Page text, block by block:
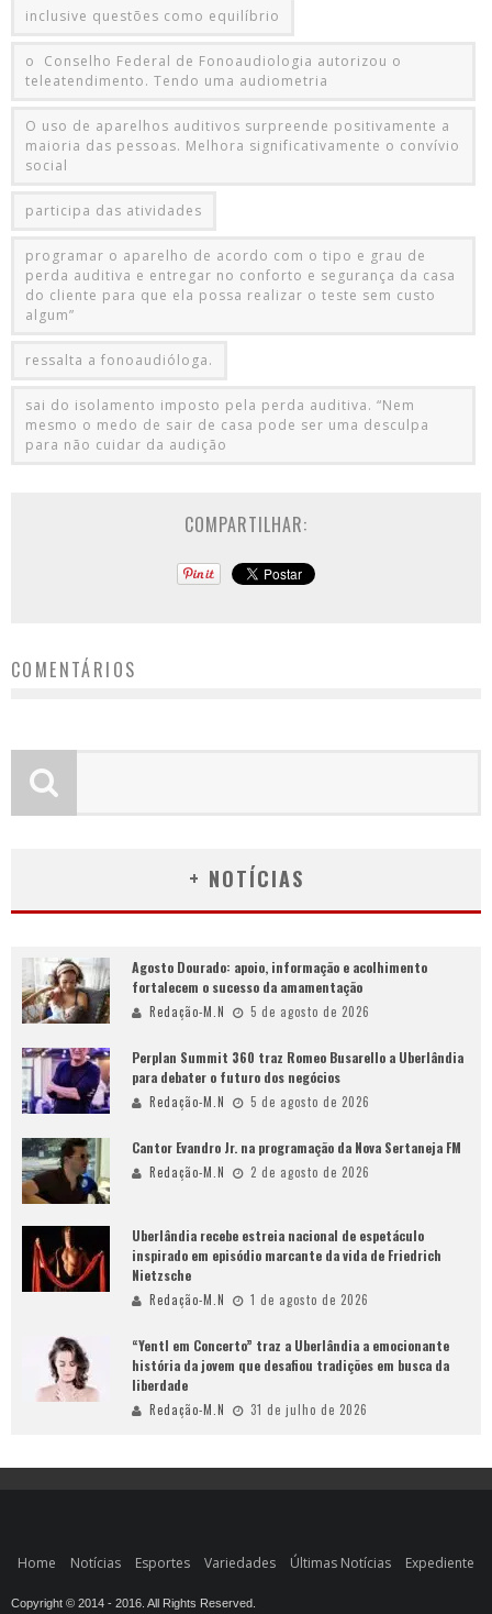
inclusive questões como equilíbrio
o Conselho Federal de Fonoaudiologia autorizou o
teleatendimento. Tendo uma audiometria
O uso de aparelhos auditivos surpreende positivamente a
maioria das pessoas. Melhora significativamente o convívio
social
participa das atividades
programar o aparelho de acordo com o tipo e grau de
perda auditiva e entregar no conforto e segurança da casa
do cliente para que ela possa realizar o teste sem custo
algum”
ressalta a fonoaudióloga.
sai do isolamento imposto pela perda auditiva. “Nem
mesmo o medo de sair de casa pode ser uma desculpa
para não cuidar da audição
COMPARTILHAR:
COMENTÁRIOS
+ NOTÍCIAS
Agosto Dourado: apoio, informação e acolhimento
fortalecem o sucesso da amamentação
Redação-M.N 5 de agosto de 2026
Perplan Summit 360 traz Romeo Busarello a Uberlândia
para debater o futuro dos negócios
Redação-M.N 5 de agosto de 2026
Cantor Evandro Jr. na programação da Nova Sertaneja FM
Redação-M.N 2 de agosto de 2026
Uberlândia recebe estreia nacional de espetáculo
inspirado em episódio marcante da vida de Friedrich
Nietzsche
Redação-M.N 1 de agosto de 2026
“Yentl em Concerto” traz a Uberlândia a emocionante
história da jovem que desafiou tradições em busca da
liberdade
Redação-M.N 31 de julho de 2026
Home Notícias Esportes Variedades Últimas Notícias Expediente
Copyright © 2014 - 2016. All Rights Reserved.